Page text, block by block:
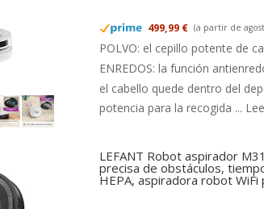
499,99 € (a partir de
POLVO: el cepillo potente de
ENREDOS: la función
el cabello quede dentro del
potencia para la recogida ...
LEFANT Robot aspirador
precisa de obstáculos,
HEPA, aspiradora robot